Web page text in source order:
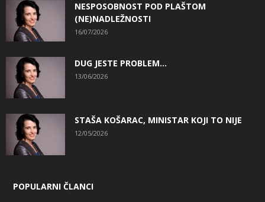
NESPOSOBNOST POD PLAŠTOM
(NE)NADLEŽNOSTI
16/07/2026
DUG JESTE PROBLEM…
13/06/2026
STAŠA KOŠARAC, MINISTAR KOJI TO NIJE
12/05/2026
POPULARNI ČLANCI